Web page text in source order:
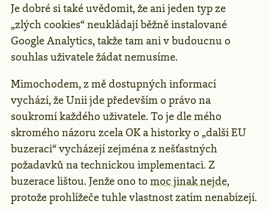
Je dobré si také uvědomit, že ani jeden typ ze
„zlých cookies“ neukládají běžně instalované
Google Analytics, takže tam ani v budoucnu o
souhlas uživatele žádat nemusíme.
Mimochodem, z mě dostupných informací
vychází, že Unii jde především o právo na
soukromí každého uživatele. To je dle mého
skromého názoru zcela OK a historky o „další EU
buzeraci“ vycházejí zejména z nešťastných
požadavků na technickou implementaci. Z
buzerace lištou. Jenže ono to moc jinak nejde,
protože prohlížeče tuhle vlastnost zatím nenabízejí.